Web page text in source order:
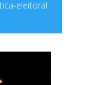
eleitoral